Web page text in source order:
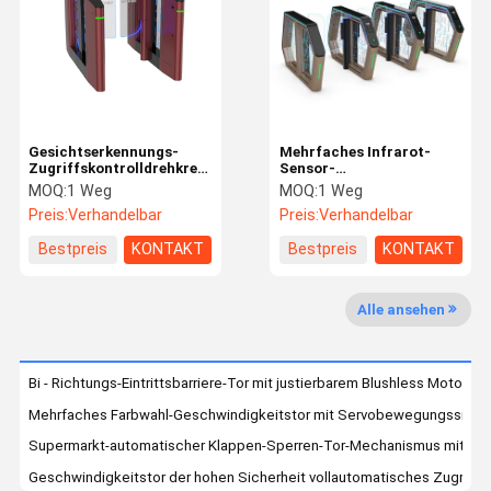
Fabrik-
Ausflug
Qualitätskon
Trolle
Treten Sie
Mit Uns In
Verbindung
Nachrichten
Ein Zitat
Gesichtsanerkennungs-Drehkreuz
Klappe Barrier Gate
Mehrfaches Infrarot-
Sensor-
Geschwindigkeits-Tor-
Drehkreuz mit
Entdeckungs-
Sicherheitspass-
Erfahrung
MOQ:1 Weg
Preis:Verhandelbar
Bestpreis
KONTAKT
Gesichtserkennungs-
Zugriffskontrolldrehkreuz-
Tor Rfid optisches für
Bahnhof
MOQ:1 Weg
Preis:Verhandelbar
Bestpreis
KONTAKT
Alle ansehen
Bi - Richtungs-Eintrittsbarriere-Tor mit justierbarem Blushless Motor
Mehrfaches Farbwahl-Geschwindigkeitstor mit
Supermarkt-automatischer Klappen-Sperren-Tor-Mechanismus mit
Geschwindigkeitstor der hohen Sicherheit vollautomatisches